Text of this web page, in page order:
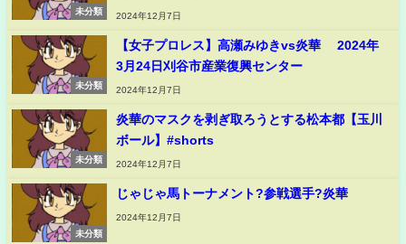
未分類
2024年12月7日
未分類
【女子プロレス】高瀬みゆきvs炎華 2024年
3月24日刈谷市産業復興センター
2024年12月7日
未分類
炎華のマスクを剥ぎ取ろうとする松本都【玉川
ボール】#shorts
2024年12月7日
未分類
じゃじゃ馬トーナメント?参戦選手?炎華
2024年12月7日